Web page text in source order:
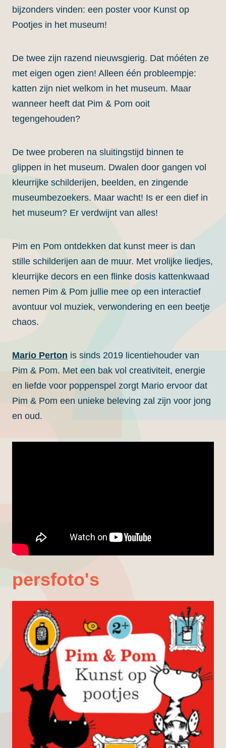
bijzonders vinden: een poster voor Kunst op
Pootjes in het museum!
De twee zijn razend nieuwsgierig. Dat móéten ze
met eigen ogen zien! Alleen één probleempje:
katten zijn niet welkom in het museum. Maar
wanneer heeft dat Pim & Pom ooit
tegengehouden?
De twee proberen na sluitingstijd binnen te
glippen in het museum. Dwalen door gangen vol
kleurrijke schilderijen, beelden, en zingende
museumbezoekers. Maar wacht! Is er een dief in
het museum? Er verdwijnt van alles!
Pim en Pom ontdekken dat kunst meer is dan
stille schilderijen aan de muur. Met vrolijke liedjes,
kleurrijke decors en een flinke dosis kattenkwaad
nemen Pim & Pom jullie mee op een interactief
avontuur vol muziek, verwondering en een beetje
chaos.
Mario Perton is sinds 2019 licentiehouder van
Pim & Pom. Met een bak vol creativiteit, energie
en liefde voor poppenspel zorgt Mario ervoor dat
Pim & Pom een unieke beleving zal zijn voor jong
en oud.
persfoto's